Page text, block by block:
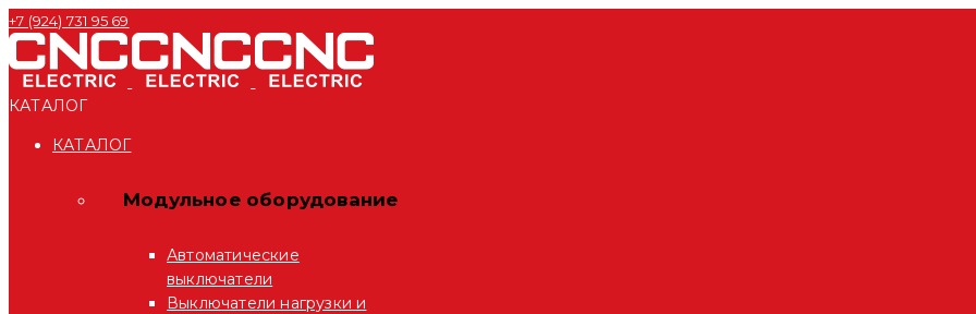
+7 (924) 731 95 69
КАТАЛОГ
КАТАЛОГ
Модульное оборудование
Автоматические
выключатели
Выключатели нагрузки и